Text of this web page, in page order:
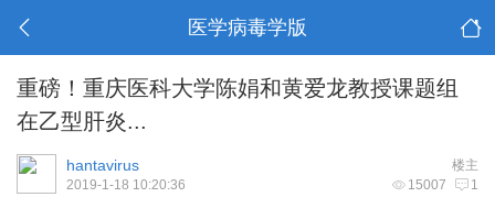
医学病毒学版
重磅！重庆医科大学陈娟和黄爱龙教授课题组
在乙型肝炎...
楼主
hantavirus
15007 1
2019-1-18 10:20:36